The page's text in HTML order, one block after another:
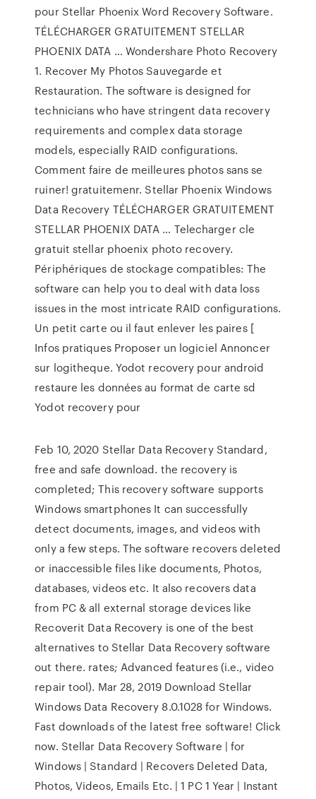
pour Stellar Phoenix Word Recovery Software.
TÉLÉCHARGER GRATUITEMENT STELLAR
PHOENIX DATA … Wondershare Photo Recovery
1. Recover My Photos Sauvegarde et
Restauration. The software is designed for
technicians who have stringent data recovery
requirements and complex data storage
models, especially RAID configurations.
Comment faire de meilleures photos sans se
ruiner! gratuitemenr. Stellar Phoenix Windows
Data Recovery TÉLÉCHARGER GRATUITEMENT
STELLAR PHOENIX DATA … Telecharger cle
gratuit stellar phoenix photo recovery.
Périphériques de stockage compatibles: The
software can help you to deal with data loss
issues in the most intricate RAID configurations.
Un petit carte ou il faut enlever les paires [
Infos pratiques Proposer un logiciel Annoncer
sur logitheque. Yodot recovery pour android
restaure les données au format de carte sd
Yodot recovery pour
Feb 10, 2020 Stellar Data Recovery Standard,
free and safe download. the recovery is
completed; This recovery software supports
Windows smartphones It can successfully
detect documents, images, and videos with
only a few steps. The software recovers deleted
or inaccessible files like documents, Photos,
databases, videos etc. It also recovers data
from PC & all external storage devices like
Recoverit Data Recovery is one of the best
alternatives to Stellar Data Recovery software
out there. rates; Advanced features (i.e., video
repair tool). Mar 28, 2019 Download Stellar
Windows Data Recovery 8.0.1028 for Windows.
Fast downloads of the latest free software! Click
now. Stellar Data Recovery Software | for
Windows | Standard | Recovers Deleted Data,
Photos, Videos, Emails Etc. | 1 PC 1 Year | Instant